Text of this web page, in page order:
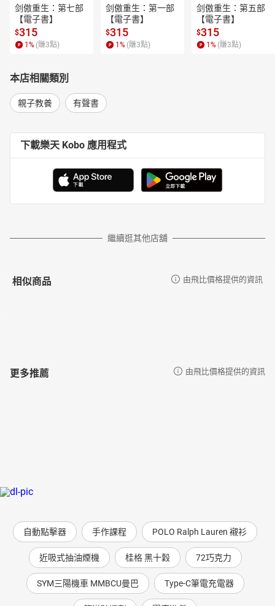
剑傲重生：第七部
【電子書】
$315
1 % (賺3點)
剑傲重生：第一部
【電子書】
$315
1 % (賺3點)
剑傲重生：第五部
【電子書】
$315
1 % (賺3點)
本店相關類別
親子教養 有聲書
下載樂天 Kobo 應用程式
繼續逛其他店舖
相似商品 由飛比價格提供的資訊
更多推薦 由飛比價格提供的資訊
自動點擊器 手作課程 POLO Ralph Lauren 襯衫
近吸式抽油煙機 桂格 黑十穀 72巧克力
SYM三陽機車 MMBCU曼巴 Type-C筆電充電器